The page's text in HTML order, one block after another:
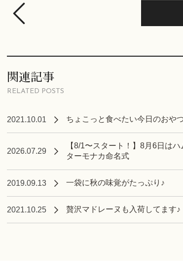
関連記事
RELATED POSTS
2021.10.01 ちょこっと食べたい今日のおや
2026.07.29
【8/1〜スタート！】8月6日は
ターモナカ命名式
2019.09.13 一袋に秋の味覚がたっぷり♪
2021.10.25 贅沢マドレーヌも入荷してます♪